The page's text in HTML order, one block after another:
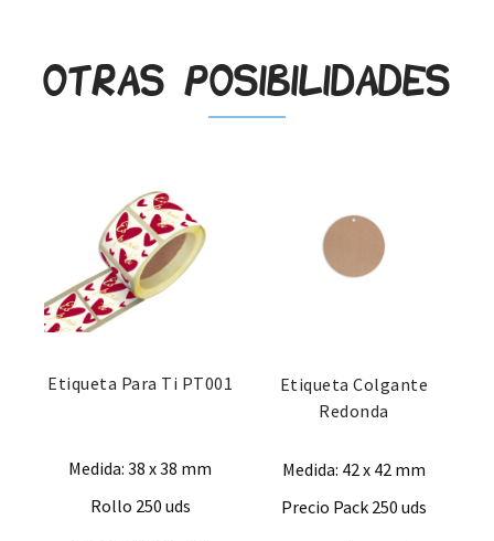
Otras posibilidades
Etiqueta Para Ti PT001
Medida: 38 x 38 mm
Rollo 250 uds
Etiqueta Colgante
Redonda
Medida: 42 x 42 mm
Precio Pack 250 uds